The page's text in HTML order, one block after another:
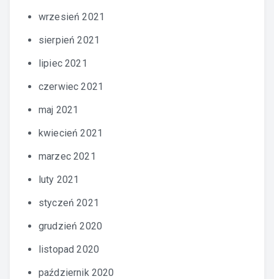
wrzesień 2021
sierpień 2021
lipiec 2021
czerwiec 2021
maj 2021
kwiecień 2021
marzec 2021
luty 2021
styczeń 2021
grudzień 2020
listopad 2020
październik 2020